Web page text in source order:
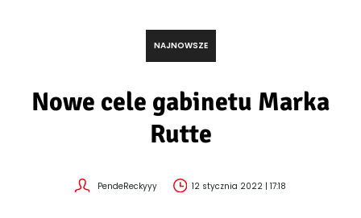
NAJNOWSZE
Nowe cele gabinetu Marka
Rutte
PendeReckyyy 12 stycznia 2022 | 17:18